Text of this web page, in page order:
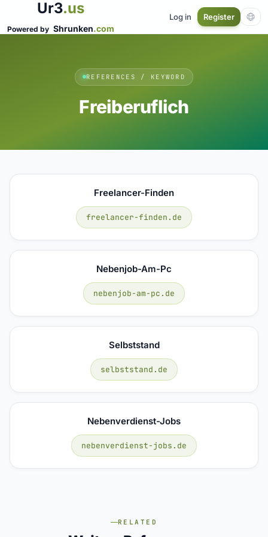
Ur3.us
Powered by Shrunken.com
Log in Register
REFERENCES / KEYWORD
Freiberuflich
Freelancer-Finden
freelancer-finden.de
Nebenjob-Am-Pc
nebenjob-am-pc.de
Selbststand
selbststand.de
Nebenverdienst-Jobs
nebenverdienst-jobs.de
RELATED